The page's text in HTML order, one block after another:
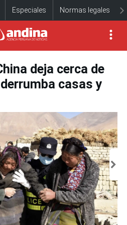
Especiales Normas legales
deja cerca de
casas y